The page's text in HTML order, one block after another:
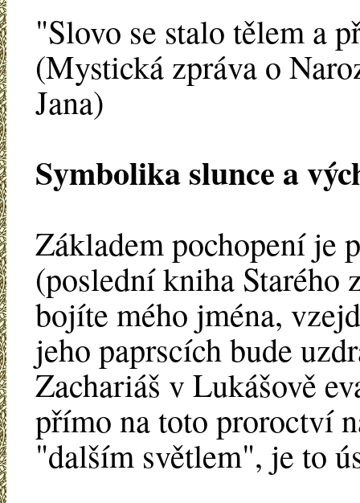
"Slovo se stalo tělem a
(Mystická zpráva o
Jana)
Symbolika slunce a
Základem pochopení je
(poslední kniha Starého
bojíte mého jména,
jeho paprscích bude
Zachariáš v Lukášově
přímo na toto proroctví
"dalším světlem", je to